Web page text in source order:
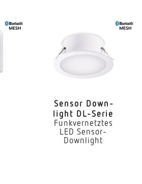
Sensor Down­
light DL-Serie
Funkvernetztes
LED Sensor-
Downlight